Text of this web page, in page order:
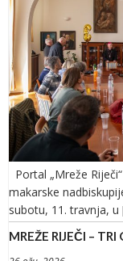
Portal „Mreže
makarske
subotu, 11. travnja,
MREŽE RIJEČI – TRI